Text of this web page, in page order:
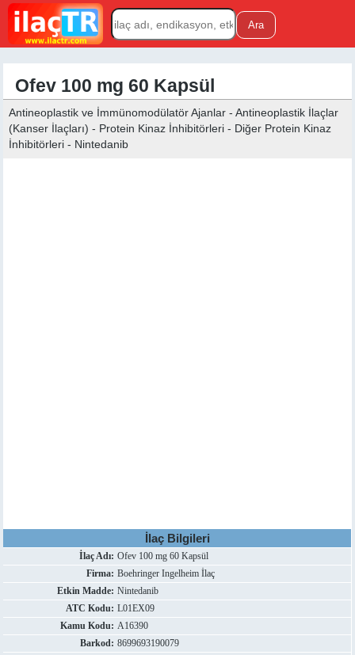
Ofev 100 mg 60 Kapsül
Antineoplastik ve İmmünomodülatör Ajanlar - Antineoplastik İlaçlar
(Kanser İlaçları) - Protein Kinaz İnhibitörleri - Diğer Protein Kinaz
İnhibitörleri - Nintedanib
İlaç Bilgileri
İlaç Adı: Ofev 100 mg 60 Kapsül
Firma: Boehringer Ingelheim İlaç
Etkin Madde: Nintedanib
ATC Kodu: L01EX09
Kamu Kodu: A16390
Barkod: 8699693190079